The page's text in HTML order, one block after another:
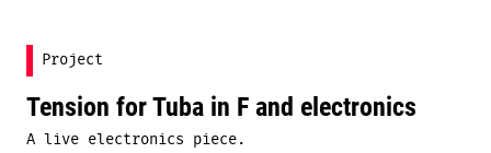
Project
Tension for Tuba in F and electronics
A live electronics piece.